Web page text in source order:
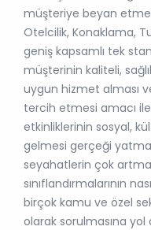
müşteriye beyan
Otelcilik, Konaklama,
geniş kapsamlı tek
müşterinin kaliteli,
uygun hizmet alması
tercih etmesi amacı
etkinliklerinin sosyal,
gelmesi gerçeği
seyahatlerin çok
sınıflandırmalarının
birçok kamu ve özel
olarak sorulmasına yol